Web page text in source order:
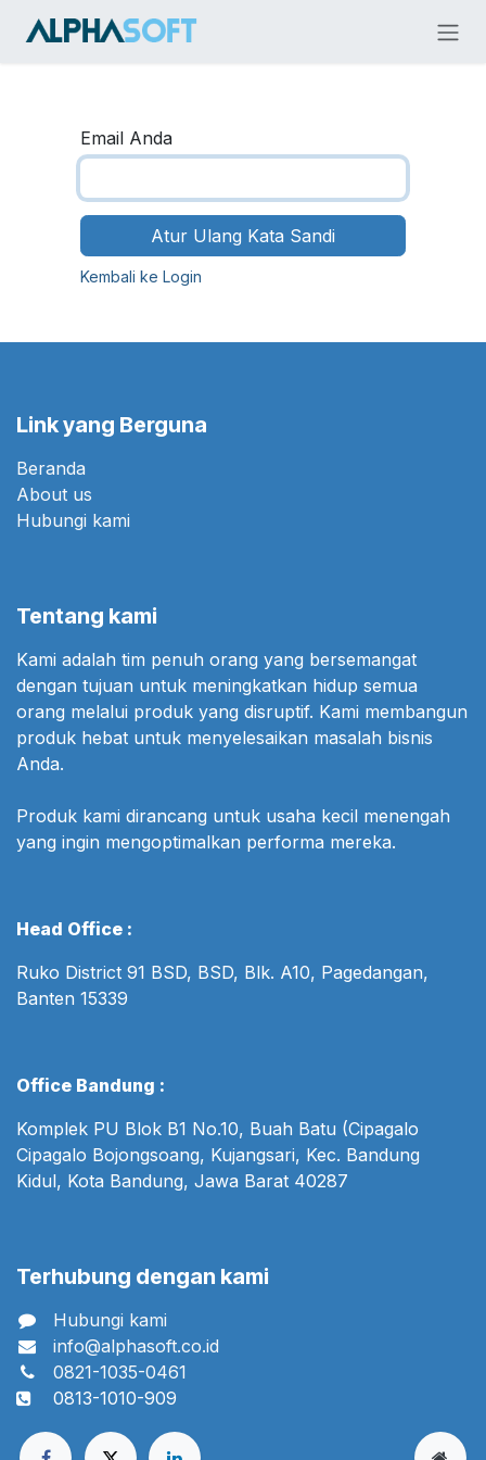
Email Anda
Atur Ulang Kata Sandi
Kembali ke Login
Link yang Berguna
Beranda
About us
Hubungi kami
Tentang kami
Kami adalah tim penuh orang yang bersemangat
dengan tujuan untuk meningkatkan hidup semua
orang melalui produk yang disruptif. Kami membangun
produk hebat untuk menyelesaikan masalah bisnis
Anda.
Produk kami dirancang untuk usaha kecil menengah
yang ingin mengoptimalkan performa mereka.
Head Office :
Ruko District 91 BSD, BSD, Blk. A10, Pagedangan,
Banten 15339
Office Bandung :
Komplek PU Blok B1 No.10, Buah Batu (Cipagalo
Cipagalo Bojongsoang, Kujangsari, Kec. Bandung
Kidul, Kota Bandung, Jawa Barat 40287
Terhubung dengan kami
Hubungi kami
info@alphasoft.co.id
0821-1035-0461
0813-1010-909